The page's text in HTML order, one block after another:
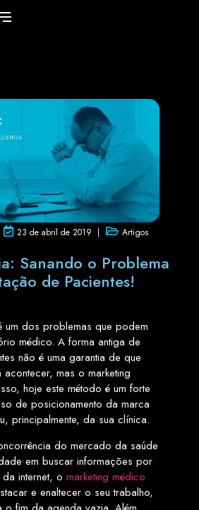
23 de abril de 2019 Artigos
Sanando o Problema
de Pacientes!
um dos problemas que podem
médico. A forma antiga de
não é uma garantia de que
acontecer, mas o marketing
hoje este método é um forte
de posicionamento da marca
principalmente, da sua clínica.
do mercado da saúde
em buscar informações por
internet, o marketing médico
e enaltecer o seu trabalho,